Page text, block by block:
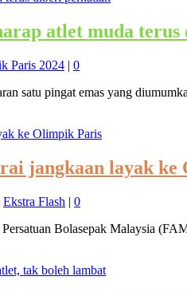
atlet muda
Paris 2024 | 0
satu pingat emas yang
jangkaan layak
Ekstra Flash | 0
Bolasepak Malaysia